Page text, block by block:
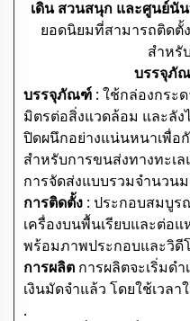
เดิน สวนสนุก และศูนย์นั
ยอดนิยมที่สามารถติดตั้
สำหรั
บรรจุภั
บรรจุภัณฑ์ : ใช้กล่องกระ
มิตรต่อสิ่งแวดล้อม และลั
ปิดผนึกอย่างแน่นหนาเพื่อ
สำหรับการขนส่งทางทะเ
การจัดส่งแบบรวมจำนว
การติดตั้ง : ประกอบสมบูร
เครื่องบนพื้นเรียบและต่อ
พร้อมภาพประกอบและวิดี
การผลิต การผลิตจะเริ่มด
เงินมัดจำแล้ว โดยใช้เวล
.